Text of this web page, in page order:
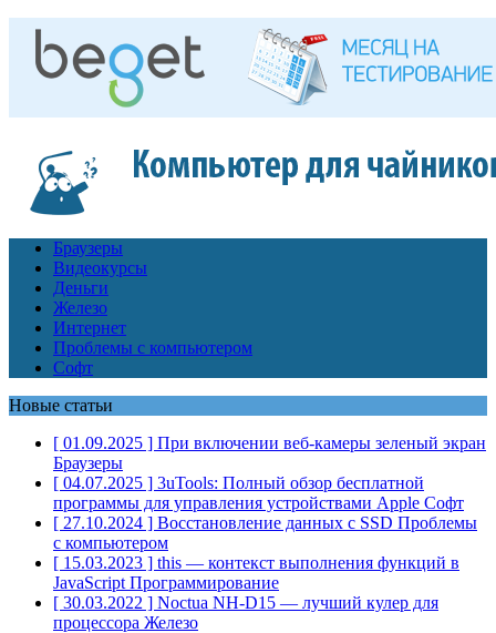
Браузеры
Видеокурсы
Деньги
Железо
Интернет
Проблемы с компьютером
Софт
Новые статьи
[ 01.09.2025 ] При включении веб-камеры зеленый экран
Браузеры
[ 04.07.2025 ] 3uTools: Полный обзор бесплатной
программы для управления устройствами Apple Софт
[ 27.10.2024 ] Восстановление данных с SSD Проблемы
с компьютером
[ 15.03.2023 ] this — контекст выполнения функций в
JavaScript Программирование
[ 30.03.2022 ] Noctua NH-D15 — лучший кулер для
процессора Железо